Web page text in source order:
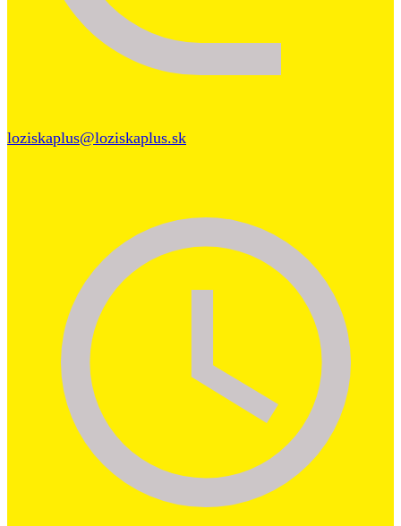
loziskaplus@loziskaplus.sk